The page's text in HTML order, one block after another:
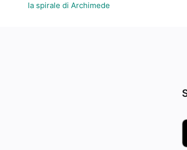
la spirale di Archimede